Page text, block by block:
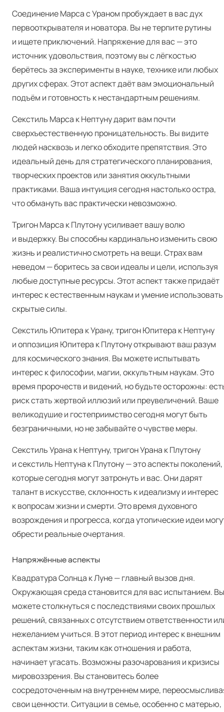
Соединение Марса с Ураном пробуждает в вас дух
первооткрывателя и новатора. Вы не терпите рутины
и ищете приключений. Напряжение для вас — это
источник удовольствия, поэтому вы с лёгкостью
берётесь за эксперименты в науке, технике или любых
других сферах. Этот аспект даёт вам эмоциональный
подъём и готовность к нестандартным решениям.
Секстиль Марса к Нептуну дарит вам почти
сверхъестественную проницательность. Вы видите
людей насквозь и легко обходите препятствия. Это
идеальный день для стратегического планирования,
творческих проектов или занятия оккультными
практиками. Ваша интуиция сегодня настолько остра,
что обмануть вас практически невозможно.
Тригон Марса к Плутону усиливает вашу волю
и выдержку. Вы способны кардинально изменить свою
жизнь и реалистично смотреть на вещи. Страх вам
неведом — боритесь за свои идеалы и цели, используя
любые доступные ресурсы. Этот аспект также придаёт
интерес к естественным наукам и умение использовать
скрытые силы.
Секстиль Юпитера к Урану, тригон Юпитера к Нептуну
и оппозиция Юпитера к Плутону открывают ваш разум
для космического знания. Вы можете испытывать
интерес к философии, магии, оккультным наукам. Это
время пророчеств и видений, но будьте осторожны:
риск стать жертвой иллюзий или преувеличений. Ваше
великодушие и гостеприимство сегодня могут быть
безграничными, но не забывайте о чувстве меры.
Секстиль Урана к Нептуну, тригон Урана к Плутону
и секстиль Нептуна к Плутону — это аспекты поколений,
которые сегодня могут затронуть и вас. Они дарят
талант в искусстве, склонность к идеализму и интерес
к вопросам жизни и смерти. Это время духовного
возрождения и прогресса, когда утопические идеи
обрести реальные очертания.
Напряжённые аспекты
Квадратура Солнца к Луне — главный вызов дня.
Окружающая среда становится для вас испытанием. Вы
можете столкнуться с последствиями своих прошлых
решений, связанных с отсутствием ответственности
нежеланием учиться. В этот период интерес к внешним
аспектам жизни, таким как отношения и работа,
начинает угасать. Возможны разочарования и кризисы
мировоззрения. Вы становитесь более
сосредоточенным на внутреннем мире,
свои ценности. Ситуации в семье, особенно с матерью,